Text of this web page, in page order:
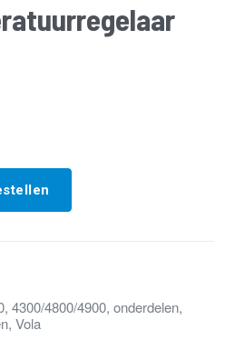
, 4300/4800/4900, onderdelen,
, Vola